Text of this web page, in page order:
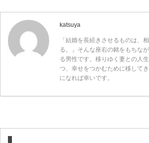
katsuya
「結婚を長続きさせるものは、
る。」そんな座右の銘をもちな
る男性です。移りゆく妻との人
つ、幸せをつかむために移して
になれば幸いです。